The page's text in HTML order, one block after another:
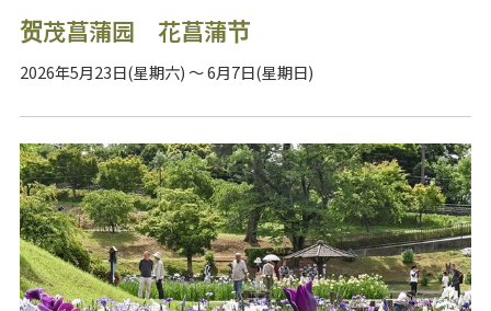
贺茂菖蒲园 花菖蒲节
2026年5月23日(星期六) ～ 6月7日(星期日)